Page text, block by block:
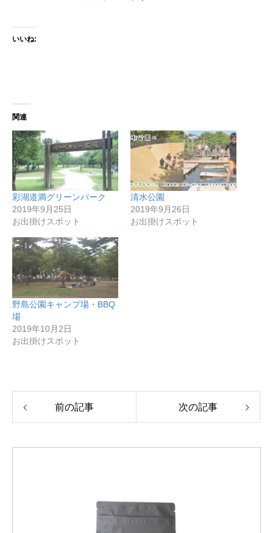
いいね:
関連
彩湖道満グリーンパーク
2019年9月25日
お出掛けスポット
清水公園
2019年9月26日
お出掛けスポット
野島公園キャンプ場・BBQ
場
2019年10月2日
お出掛けスポット
前の記事 次の記事